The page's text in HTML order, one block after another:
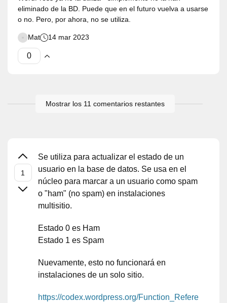
eliminado de la BD. Puede que en el futuro vuelva a usarse
o no. Pero, por ahora, no se utiliza.
Mat 14 mar 2023
Mostrar los 11 comentarios restantes
Se utiliza para actualizar el estado de un
usuario en la base de datos. Se usa en el
núcleo para marcar a un usuario como spam
o "ham" (no spam) en instalaciones
multisitio.
Estado 0 es Ham
Estado 1 es Spam
Nuevamente, esto no funcionará en
instalaciones de un solo sitio.
https://codex.wordpress.org/Function_Refere